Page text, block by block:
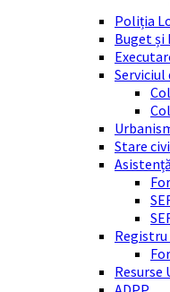
Poliția
Buget și
Serviciul
Stare
Resurse